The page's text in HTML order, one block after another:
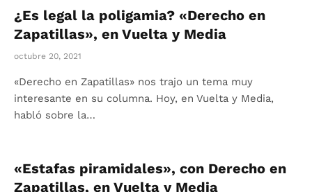
¿Es legal la poligamia? «Derecho en
Zapatillas», en Vuelta y Media
octubre 20, 2021
«Derecho en Zapatillas» nos trajo un tema muy
interesante en su columna. Hoy, en Vuelta y Media,
habló sobre la…
«Estafas piramidales», con Derecho en
Zapatillas, en Vuelta y Media